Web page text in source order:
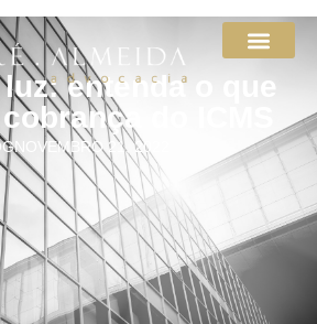
entenda o que
do ICMS
NOVEMBRO 21, 2022